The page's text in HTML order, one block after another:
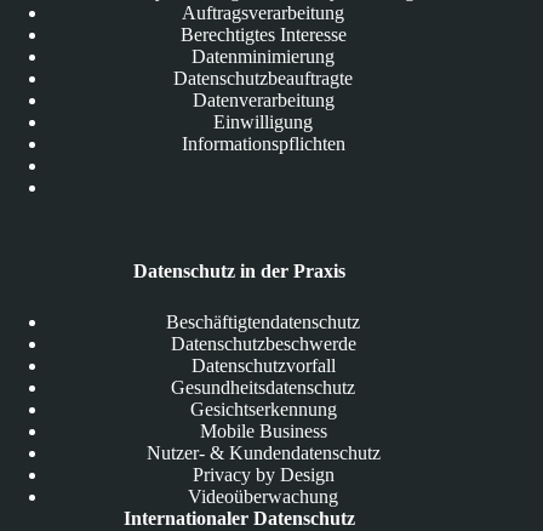
Auftragsverarbeitung
Berechtigtes Interesse
Datenminimierung
Datenschutzbeauftragte
Datenverarbeitung
Einwilligung
Informationspflichten
Datenschutz in der Praxis
Beschäftigtendatenschutz
Datenschutzbeschwerde
Datenschutzvorfall
Gesundheitsdatenschutz
Gesichtserkennung
Mobile Business
Nutzer- & Kundendatenschutz
Privacy by Design
Videoüberwachung
Internationaler Datenschutz